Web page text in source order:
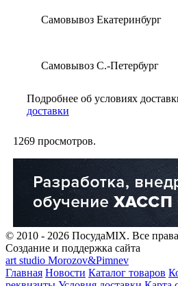
Самовывоз Екатеринбург
Самовывоз С.-Петербург
Подробнее об условиях
доставки
1269просмотров.
© 2010 - 2026 ПосудаMIX. Все
Создание и поддержка сайта
art studio Morozov&Pimnev
Главная Новости Каталог товаров